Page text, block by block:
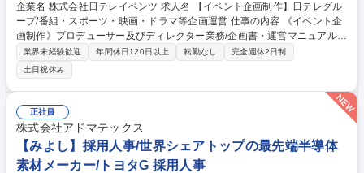
企業名 株式会社日テレイベンツ 求人名 【イベント企画制作】日テレグル
ープ/番組・スポーツ・映画・ドラマ等企画運営 仕事の内容 《イベント企
画制作》プロデューサー及びディレクター業務/企画書・運営マニュアル・
進行台本等の作成業務、会場手配、スケジュール進行管理、クライアン
ト・協力会社との折衝、本番運営、予算収支管理、 新規事業開発等イベン
トに係るあらゆる業務。 【魅力】展覧会、スポーツイベント、PRイベン
ト、エコイベント、展示会、各種式典など、幅広い分野のイベントに携わ
れます！様々な現場を経験し、スキル次第ではすぐに担当をお任せするこ
ともあります。 募集職種 【イベント企画制作】日テレグループ/番組・ス
ポーツ・映画・ドラマ等企画運営
業界未経験歓迎 年間休日120日以上 転勤なし
完全週休2日制
土日祝休み
正社員
株式会社アドマテックス
【みよし】採用人事/世界シェアトップの最先端半導体
素材メーカー/トヨタG 採用人事